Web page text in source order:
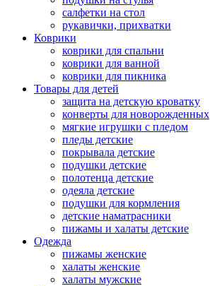
салфетки на стол
рукавички, прихватки
Коврики
коврики для спальни
коврики для ванной
коврики для пикника
Товары для детей
защита на детскую кроватку
конверты для новорожденных
мягкие игрушки с пледом
пледы детские
покрывала детские
подушки детские
полотенца детские
одеяла детские
подушки для кормления
детские наматрасники
пижамы и халаты детские
Одежда
пижамы женские
халаты женские
халаты мужские